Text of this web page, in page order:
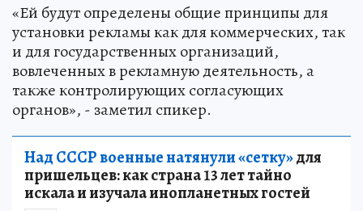
«Ей будут определены общие принципы для
установки рекламы как для коммерческих, так
и для государственных организаций,
вовлеченных в рекламную деятельность, а
также контролирующих согласующих
органов», - заметил спикер.
Над СССР военные натянули «сетку»для
пришельцев: как страна 13 лет тайно
искала и изучала инопланетных гостей